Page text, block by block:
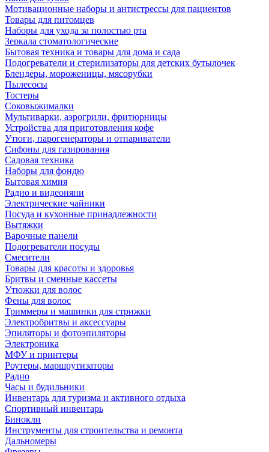
Мотивационные наборы и антистрессы для пациентов
Товары для питомцев
Наборы для ухода за полостью рта
Зеркала стоматологические
Бытовая техника и товары для дома и сада
Подогреватели и стерилизаторы для детских бутылочек
Блендеры, мороженицы, мясорубки
Пылесосы
Тостеры
Соковыжималки
Мультиварки, аэрогрили, фритюрницы
Устройства для приготовления кофе
Утюги, парогенераторы и отпариватели
Сифоны для газирования
Садовая техника
Наборы для фондю
Бытовая химия
Радио и видеоняни
Электрические чайники
Посуда и кухонные принадлежности
Вытяжки
Варочные панели
Подогреватели посуды
Смесители
Товары для красоты и здоровья
Бритвы и сменные кассеты
Утюжки для волос
Фены для волос
Триммеры и машинки для стрижки
Электробритвы и аксессуары
Эпиляторы и фотоэпиляторы
Электроника
МФУ и принтеры
Роутеры, маршрутизаторы
Радио
Часы и будильники
Инвентарь для туризма и активного отдыха
Спортивный инвентарь
Бинокли
Инструменты для строительства и ремонта
Дальномеры